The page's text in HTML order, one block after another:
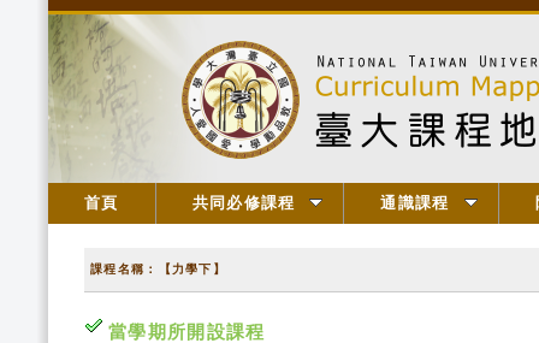
首頁 共同必修課程 通識課程
課程名稱：【力學下】
當學期所開設課程